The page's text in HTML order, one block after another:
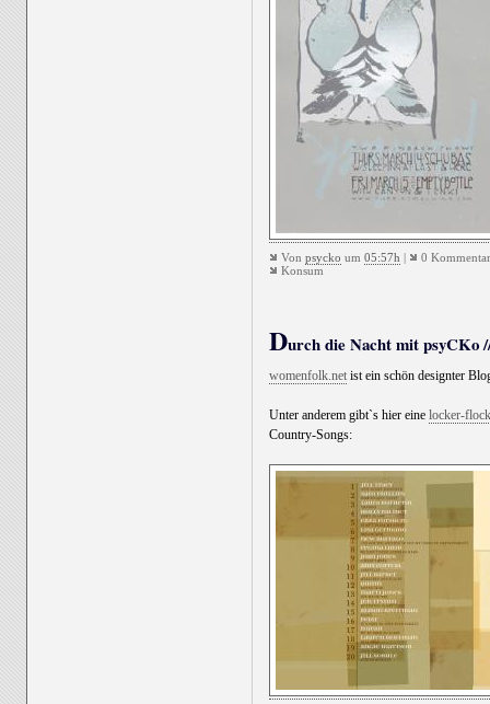
Von psycko um 05:57h |
0
Konsum
Durch die Nacht mit psyCKo
womenfolk.net ist ein schön designter
Unter anderem gibt`s hier eine locker-
Country-Songs: